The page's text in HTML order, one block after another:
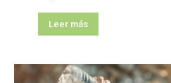
Leer más